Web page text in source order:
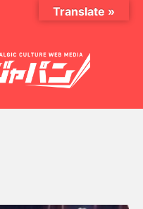
Translate »